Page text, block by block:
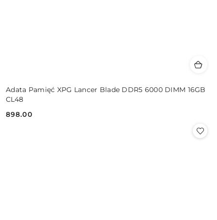
Adata Pamięć XPG Lancer Blade DDR5 6000 DIMM 16GB
CL48
Cena:
898.00